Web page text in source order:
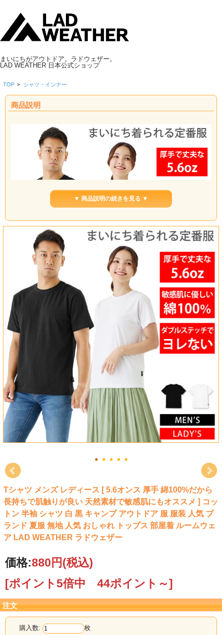
まいにちがアウトドア。ラドウェザー。
LAD WEATHER 日本公式ショップ
TOP > シャツ・インナー
商品説明
▼ 商品説明の続きを見る ▼
Tシャツ メンズ レディース [ 5.6オンス 厚手 綿100%だから
長持ちで肌触りが良い 天然素材で敏感肌にもオススメ ] コッ
トン 半袖 シャツ 白 黒 キャンプ アウトドア 服 服装 人気 ブ
ランド 夏服 無地 人気 おしゃれ トップス 部屋着 ルームウェ
ア LAD WEATHER ラドウェザー
価格:880円(税込)
[ポイント5倍中 44ポイント～]
注文
購入数: 枚